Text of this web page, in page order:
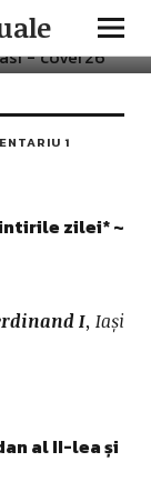
1
zilei*~
I, Iași
al II-lea și